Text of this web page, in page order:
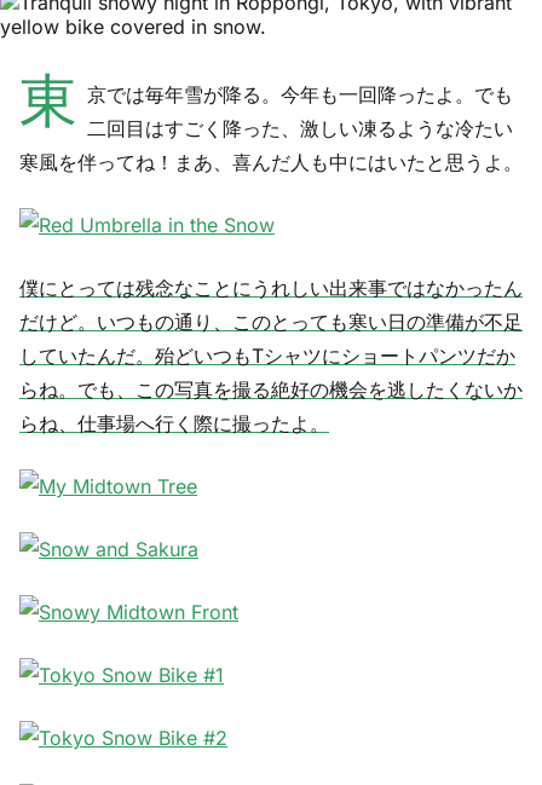
東 京では毎年雪が降る。今年も一回降ったよ。でも
二回目はすごく降った、激しい凍るような冷たい
寒風を伴ってね！まあ、喜んだ人も中にはいたと思うよ。
僕にとっては残念なことにうれしい出来事ではなかったん
だけど。いつもの通り、このとっても寒い日の準備が不足
していたんだ。殆どいつもTシャツにショートパンツだか
らね。でも、この写真を撮る絶好の機会を逃したくないか
らね、仕事場へ行く際に撮ったよ。